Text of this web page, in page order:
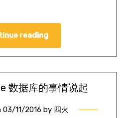
reading
数据库的事情说起
03/11/2016 by 四火